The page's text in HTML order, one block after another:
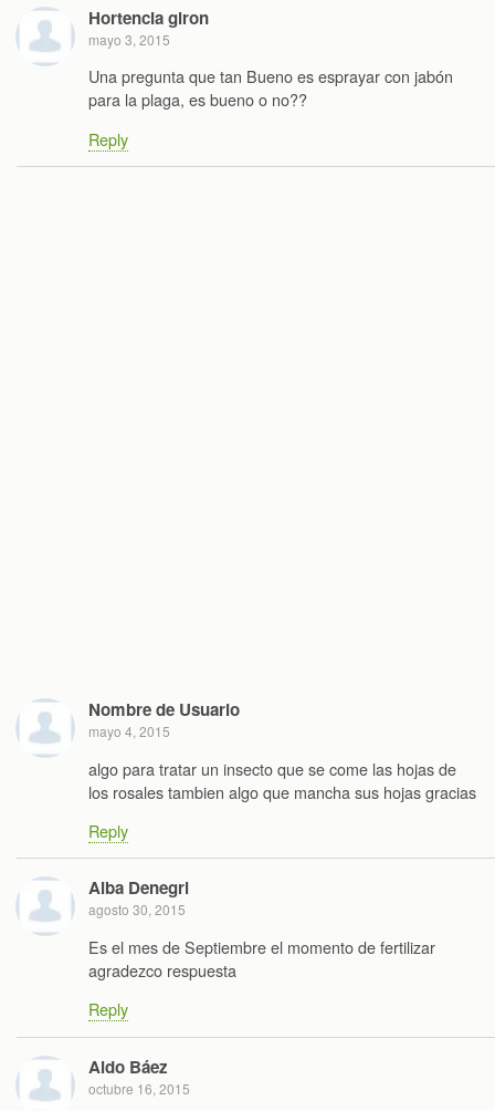
Hortencia giron
mayo 3, 2015
Una pregunta que tan Bueno es esprayar con jabón
para la plaga, es bueno o no??
Reply
Nombre de Usuario
mayo 4, 2015
algo para tratar un insecto que se come las hojas de
los rosales tambien algo que mancha sus hojas gracias
Reply
Alba Denegri
agosto 30, 2015
Es el mes de Septiembre el momento de fertilizar
agradezco respuesta
Reply
Aldo Báez
octubre 16, 2015